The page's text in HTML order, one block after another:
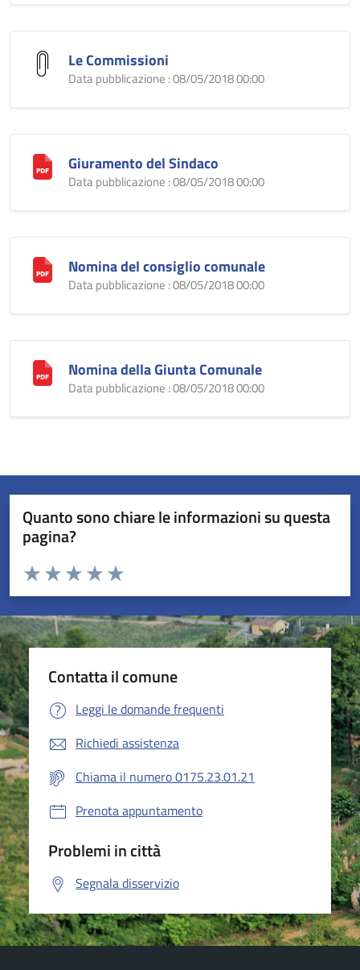
Le Commissioni
Data pubblicazione : 08/05/2018 00:00
Giuramento del Sindaco
Data pubblicazione : 08/05/2018 00:00
Nomina del consiglio comunale
Data pubblicazione : 08/05/2018 00:00
Nomina della Giunta Comunale
Data pubblicazione : 08/05/2018 00:00
Quanto sono chiare le informazioni su questa
pagina?
Valuta da 1 a 5 stelle la pagina
Valuta 5 stelle su 5
Valuta 4 stelle su 5
Valuta 3 stelle su 5
Valuta 2 stelle su 5
Valuta 1 stelle su 5
Contatta il comune
Leggi le domande frequenti
Richiedi assistenza
Chiama il numero 0175.23.01.21
Prenota appuntamento
Problemi in città
Segnala disservizio